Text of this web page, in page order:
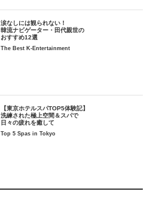
涙なしには観られない！
韓流ナビゲーター・田代親世の
おすすめ12選
The Best K-Entertainment
【東京ホテルスパTOP5体験記】
洗練された極上空間＆スパで
日々の疲れを癒して
Top 5 Spas in Tokyo